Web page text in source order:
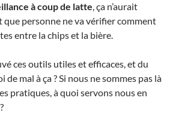
à coup de latte, ça n’aurait
que personne ne va vérifier comment
entre la chips et la bière.
ces outils utiles et efficaces, et du
mal à ça ? Si nous ne sommes pas là
pratiques, à quoi servons nous en